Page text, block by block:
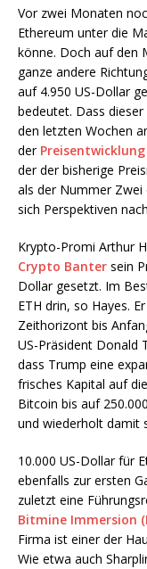
Vor zwei Monaten
Ethereum unter die
könne. Doch auf den
ganze andere
auf 4.950 US-Dollar
bedeutet. Dass
den letzten Wochen
der Preisentwicklung
der der bisherige
als der Nummer
sich Perspektiven
Krypto-Promi Arthur
Crypto Banter sein
Dollar gesetzt. Im
ETH drin, so Hayes.
Zeithorizont bis
US-Präsident Donald
dass Trump eine
frisches Kapital auf
Bitcoin bis auf
und wiederholt damit
10.000 US-Dollar für
ebenfalls zur ersten
zuletzt eine
Bitmine Immersion
Firma ist einer der
Wie etwa auch